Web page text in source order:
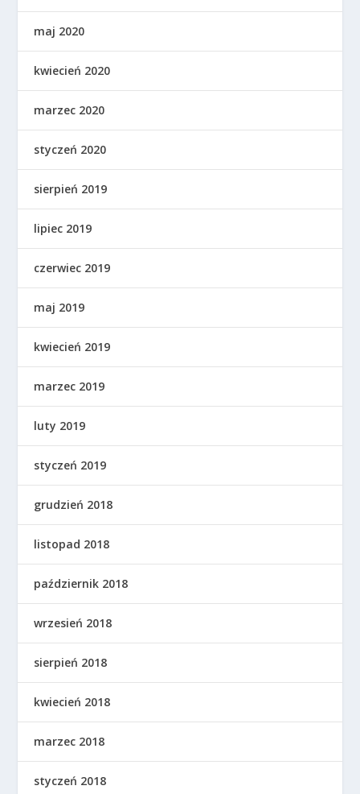
maj 2020
kwiecień 2020
marzec 2020
styczeń 2020
sierpień 2019
lipiec 2019
czerwiec 2019
maj 2019
kwiecień 2019
marzec 2019
luty 2019
styczeń 2019
grudzień 2018
listopad 2018
październik 2018
wrzesień 2018
sierpień 2018
kwiecień 2018
marzec 2018
styczeń 2018